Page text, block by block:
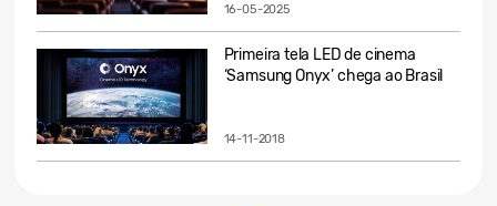
16-05-2025
Primeira tela LED de cinema
‘Samsung Onyx’ chega ao Brasil
14-11-2018